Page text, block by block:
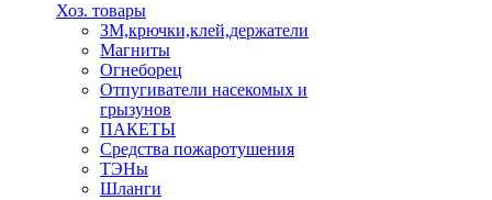
Хоз. товары
ЗМ,крючки,клей,держатели
Магниты
Огнеборец
Отпугиватели насекомых и
грызунов
ПАКЕТЫ
Средства пожаротушения
ТЭНы
Шланги